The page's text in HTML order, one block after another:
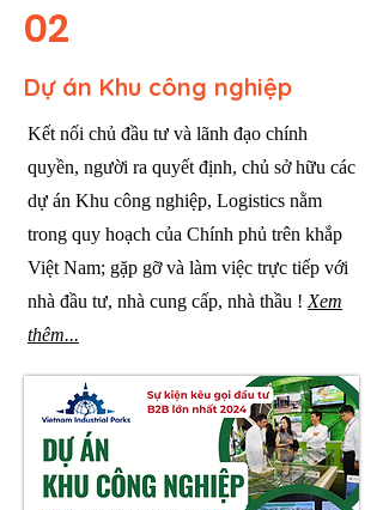
02
Dự án Khu công nghiệp
Kết nối chủ đầu tư và lãnh đạo chính
quyền, người ra quyết định, chủ sở hữu các
dự án Khu công nghiệp, Logistics nằm
trong quy hoạch của Chính phủ trên khắp
Việt Nam; gặp gỡ và làm việc trực tiếp với
nhà đầu tư, nhà cung cấp, nhà thầu ! Xem
thêm...